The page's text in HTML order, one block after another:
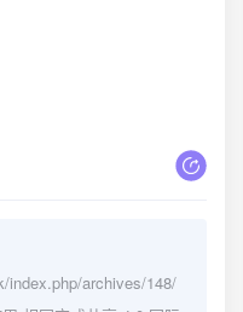
index.php/archives/148/